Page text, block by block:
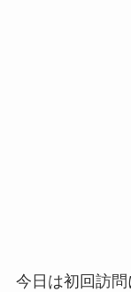
今日は初回訪問